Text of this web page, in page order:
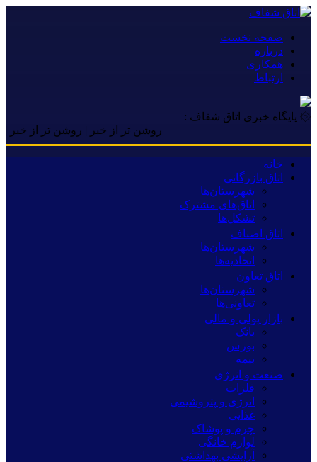
صفحه نخست
درباره
همکاری
ارتباط
۞ پایگاه خبری اتاق شفاف :
روشن تر از خبر | روشن تر از خبر |
خانه
اتاق بازرگانی
شهرستان‌ها
اتاق‌های مشترک
تشکل‌ها
اتاق اصناف
شهرستان‌ها
اتحادیه‌ها
اتاق تعاون
شهرستان‌ها
تعاونی‌ها
بازار پولی و مالی
بانک
بورس
بیمه
صنعت و انرژی
فلزات
انرژی و پتروشیمی
غذایی
چرم و پوشاک
لوازم خانگی
آرایشی بهداشتی